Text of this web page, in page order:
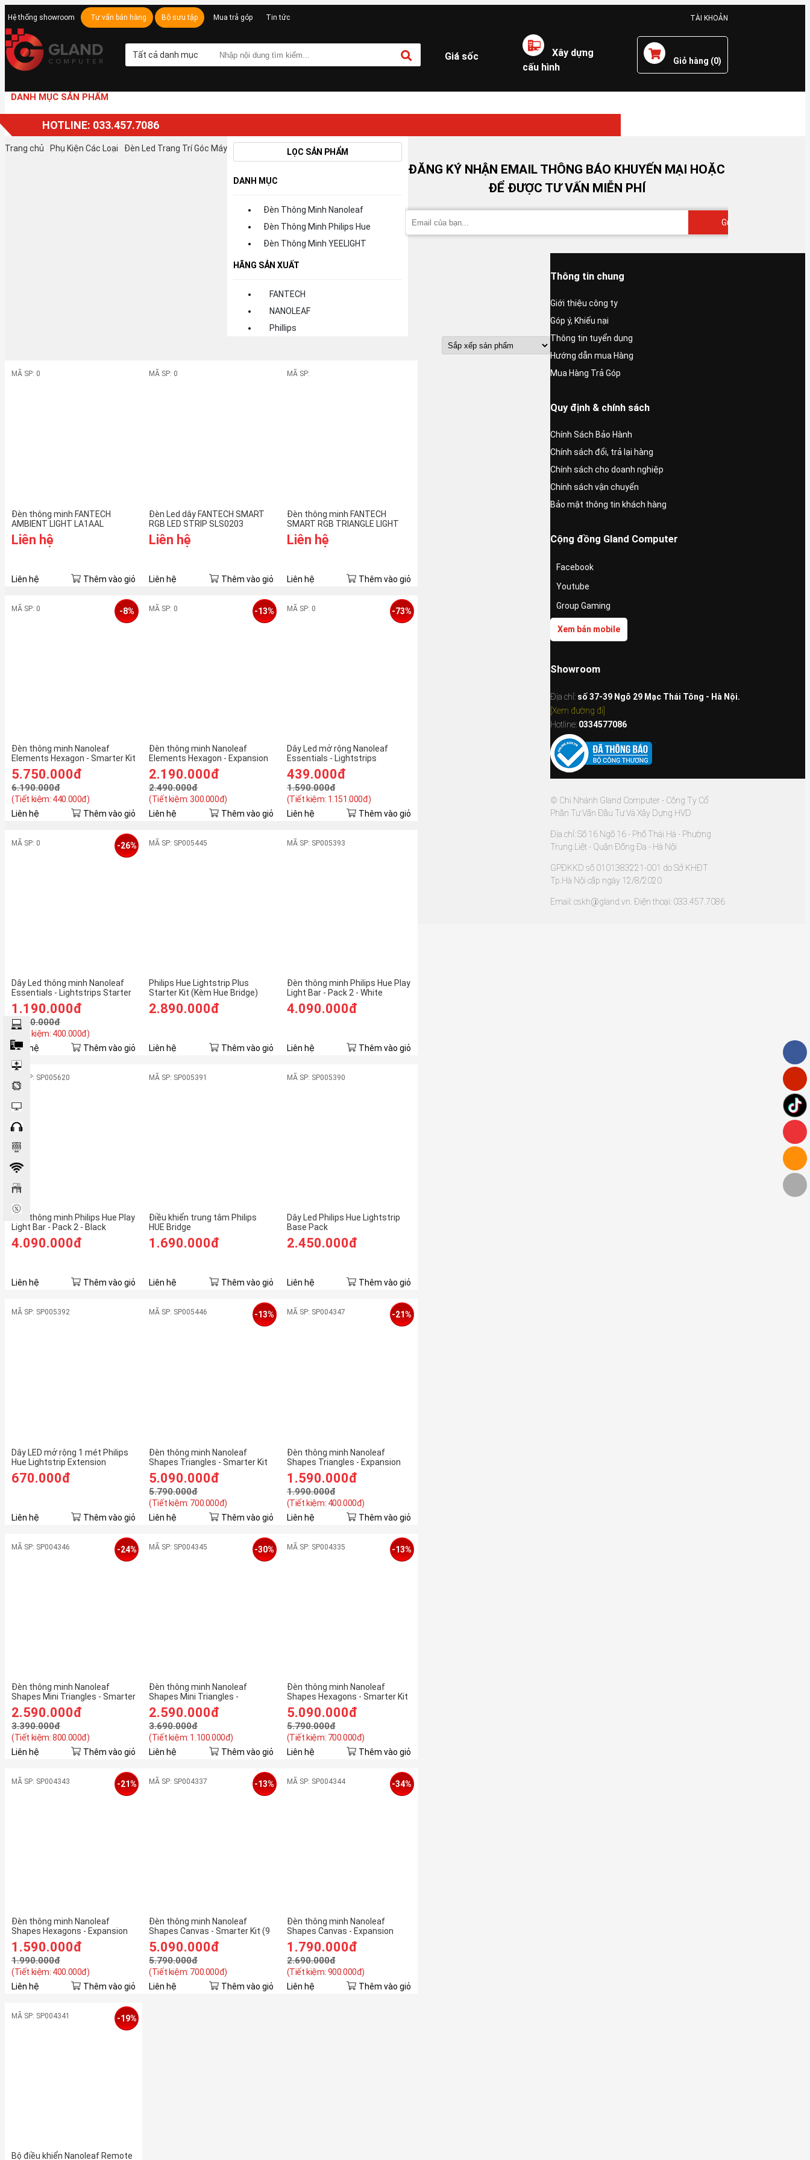
Hệ thống showroom Tư vấn bán hàng Bộ sưu tập Mua trả góp Tin tức TÀI KHOẢN
Tất cả danh mục Giá sốc
Xây dựng
cấu hình
Giỏ hàng (0)
DANH MỤC SẢN PHẨM
HOTLINE: 033.457.7086
Trang chủ Phụ Kiện Các Loại Đèn Led Trang Trí Góc Máy LỌC SẢN PHẨM
DANH MỤC
Đèn Thông Minh Nanoleaf
Đèn Thông Minh Philips Hue
Đèn Thông Minh YEELIGHT
HÃNG SẢN XUẤT
FANTECH
NANOLEAF
Phillips
MÃ SP: 0
Đèn thông minh FANTECH
AMBIENT LIGHT LA1AAL
Liên hệ
Liên hệ Thêm vào giỏ
MÃ SP: 0
Đèn Led dây FANTECH SMART
RGB LED STRIP SLS0203
Liên hệ
Liên hệ Thêm vào giỏ
MÃ SP:
Đèn thông minh FANTECH
SMART RGB TRIANGLE LIGHT
PANELS SLP0103
Liên hệ
Liên hệ Thêm vào giỏ
MÃ SP: 0
Đèn thông minh Nanoleaf
Elements Hexagon - Smarter Kit
(7 pieces)
5.750.000đ
6.190.000đ
(Tiết kiệm: 440.000đ)
-8%
Liên hệ Thêm vào giỏ
MÃ SP: 0
Đèn thông minh Nanoleaf
Elements Hexagon - Expansion
Pack (3 pieces) Mã sản phẩm:
Nanoleaf-Elements-3
2.190.000đ
2.490.000đ
(Tiết kiệm: 300.000đ)
-13%
Liên hệ Thêm vào giỏ
MÃ SP: 0
Dây Led mở rộng Nanoleaf
Essentials - Lightstrips
Extension
439.000đ
1.590.000đ
(Tiết kiệm: 1.151.000đ)
-73%
Liên hệ Thêm vào giỏ
MÃ SP: 0
Dây Led thông minh Nanoleaf
Essentials - Lightstrips Starter
Kit
1.190.000đ
1.590.000đ
(Tiết kiệm: 400.000đ)
-26%
Liên hệ Thêm vào giỏ
MÃ SP: SP005445
Philips Hue Lightstrip Plus
Starter Kit (Kèm Hue Bridge)
2.890.000đ
Liên hệ Thêm vào giỏ
MÃ SP: SP005393
Đèn thông minh Philips Hue Play
Light Bar - Pack 2 - White
4.090.000đ
Liên hệ Thêm vào giỏ
MÃ SP: SP005620
Đèn thông minh Philips Hue Play
Light Bar - Pack 2 - Black
4.090.000đ
Liên hệ Thêm vào giỏ
MÃ SP: SP005391
Điều khiển trung tâm Philips
HUE Bridge
1.690.000đ
Liên hệ Thêm vào giỏ
MÃ SP: SP005390
Dây Led Philips Hue Lightstrip
Base Pack
2.450.000đ
Liên hệ Thêm vào giỏ
MÃ SP: SP005392
Dây LED mở rộng 1 mét Philips
Hue Lightstrip Extension
670.000đ
Liên hệ Thêm vào giỏ
MÃ SP: SP005446
Đèn thông minh Nanoleaf
Shapes Triangles - Smarter Kit
(9 pieces)
5.090.000đ
5.790.000đ
(Tiết kiệm: 700.000đ)
-13%
Liên hệ Thêm vào giỏ
MÃ SP: SP004347
Đèn thông minh Nanoleaf
Shapes Triangles - Expansion
Pack (3 pieces)
1.590.000đ
1.990.000đ
(Tiết kiệm: 400.000đ)
-21%
Liên hệ Thêm vào giỏ
MÃ SP: SP004346
Đèn thông minh Nanoleaf
Shapes Mini Triangles - Smarter
Kit (5 pieces)
2.590.000đ
3.390.000đ
(Tiết kiệm: 800.000đ)
-24%
Liên hệ Thêm vào giỏ
MÃ SP: SP004345
Đèn thông minh Nanoleaf
Shapes Mini Triangles -
Expansion Pack (10 pieces)
2.590.000đ
3.690.000đ
(Tiết kiệm: 1.100.000đ)
-30%
Liên hệ Thêm vào giỏ
MÃ SP: SP004335
Đèn thông minh Nanoleaf
Shapes Hexagons - Smarter Kit
(9 pieces)
5.090.000đ
5.790.000đ
(Tiết kiệm: 700.000đ)
-13%
Liên hệ Thêm vào giỏ
MÃ SP: SP004343
Đèn thông minh Nanoleaf
Shapes Hexagons - Expansion
Pack (3 pieces)
1.590.000đ
1.990.000đ
(Tiết kiệm: 400.000đ)
-21%
Liên hệ Thêm vào giỏ
MÃ SP: SP004337
Đèn thông minh Nanoleaf
Shapes Canvas - Smarter Kit (9
pieces)
5.090.000đ
5.790.000đ
(Tiết kiệm: 700.000đ)
-13%
Liên hệ Thêm vào giỏ
MÃ SP: SP004344
Đèn thông minh Nanoleaf
Shapes Canvas - Expansion
Pack (4 pieces)
1.790.000đ
2.690.000đ
(Tiết kiệm: 900.000đ)
-34%
Liên hệ Thêm vào giỏ
MÃ SP: SP004341
Bộ điều khiển Nanoleaf Remote
-19%
ĐĂNG KÝ NHẬN EMAIL THÔNG BÁO KHUYẾN MẠI HOẶC
ĐỂ ĐƯỢC TƯ VẤN MIỄN PHÍ
Gửi
Thông tin chung
Giới thiệu công ty
Góp ý, Khiếu nại
Thông tin tuyển dụng
Hướng dẫn mua Hàng
Mua Hàng Trả Góp
Quy định & chính sách
Chính Sách Bảo Hành
Chính sách đổi, trả lại hàng
Chính sách cho doanh nghiệp
Chính sách vận chuyển
Bảo mật thông tin khách hàng
Cộng đồng Gland Computer
Facebook
Youtube
Group Gaming
Xem bản mobile
Showroom
Địa chỉ: số 37-39 Ngõ 29 Mạc Thái Tông - Hà Nội.
[Xem đường đi]
Hotline: 0334577086
© Chi Nhánh Gland Computer - Công Ty Cổ
Phần Tư Vấn Đầu Tư Và Xây Dựng HVD
Địa chỉ: Số 16 Ngõ 16 - Phố Thái Hà - Phường
Trung Liệt - Quận Đống Đa - Hà Nội
GPĐKKD số 0101383221-001 do Sở KHĐT
Tp.Hà Nội cấp ngày 12/8/2020
Email: cskh@gland.vn. Điện thoại: 033.457.7086